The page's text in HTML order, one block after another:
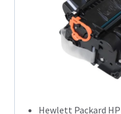
Hewlett Packard